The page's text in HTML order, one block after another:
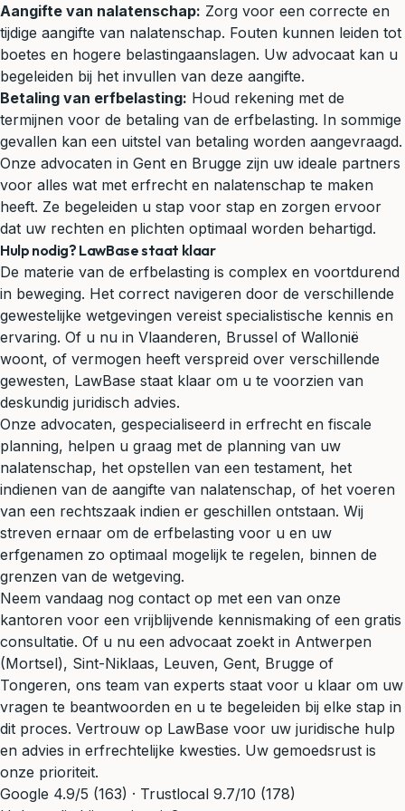
Aangifte van nalatenschap: Zorg voor een correcte en
tijdige aangifte van nalatenschap. Fouten kunnen leiden tot
boetes en hogere belastingaanslagen. Uw advocaat kan u
begeleiden bij het invullen van deze aangifte.
Betaling van erfbelasting: Houd rekening met de
termijnen voor de betaling van de erfbelasting. In sommige
gevallen kan een uitstel van betaling worden aangevraagd.
Onze advocaten in Gent en Brugge zijn uw ideale partners
voor alles wat met erfrecht en nalatenschap te maken
heeft. Ze begeleiden u stap voor stap en zorgen ervoor
dat uw rechten en plichten optimaal worden behartigd.
Hulp nodig? LawBase staat klaar
De materie van de erfbelasting is complex en voortdurend
in beweging. Het correct navigeren door de verschillende
gewestelijke wetgevingen vereist specialistische kennis en
ervaring. Of u nu in Vlaanderen, Brussel of Wallonië
woont, of vermogen heeft verspreid over verschillende
gewesten, LawBase staat klaar om u te voorzien van
deskundig juridisch advies.
Onze advocaten, gespecialiseerd in erfrecht en fiscale
planning, helpen u graag met de planning van uw
nalatenschap, het opstellen van een testament, het
indienen van de aangifte van nalatenschap, of het voeren
van een rechtszaak indien er geschillen ontstaan. Wij
streven ernaar om de erfbelasting voor u en uw
erfgenamen zo optimaal mogelijk te regelen, binnen de
grenzen van de wetgeving.
Neem vandaag nog contact op met een van onze
kantoren voor een vrijblijvende kennismaking of een gratis
consultatie. Of u nu een advocaat zoekt in Antwerpen
(Mortsel), Sint-Niklaas, Leuven, Gent, Brugge of
Tongeren, ons team van experts staat voor u klaar om uw
vragen te beantwoorden en u te begeleiden bij elke stap in
dit proces. Vertrouw op LawBase voor uw juridische hulp
en advies in erfrechtelijke kwesties. Uw gemoedsrust is
onze prioriteit.
Google 4.9/5 (163) · Trustlocal 9.7/10 (178)